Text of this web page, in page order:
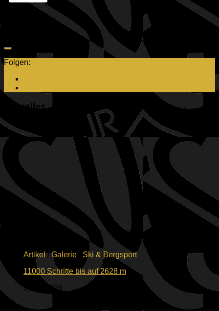
Folgen:
Aktuelles
Artikel/Galerie
Ski & Bergsport
11000 Schritte bis auf 2628 m
26.07.2026